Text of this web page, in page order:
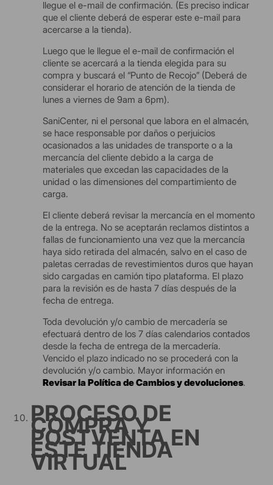
llegue el e-mail de confirmación. (Es preciso indicar
que el cliente deberá de esperar este e-mail para
acercarse a la tienda).
Luego que le llegue el e-mail de confirmación el
cliente se acercará a la tienda elegida para su
compra y buscará el “Punto de Recojo” (Deberá de
considerar el horario de atención de la tienda de
lunes a viernes de 9am a 6pm).
SaniCenter, ni el personal que labora en el almacén,
se hace responsable por daños o perjuicios
ocasionados a las unidades de transporte o a la
mercancía del cliente debido a la carga de
materiales que excedan las capacidades de la
unidad o las dimensiones del compartimiento de
carga.
El cliente deberá revisar la mercancía en el momento
de la entrega. No se aceptarán reclamos distintos a
fallas de funcionamiento una vez que la mercancía
haya sido retirada del almacén, salvo en el caso de
paletas cerradas de revestimientos duros que hayan
sido cargadas en camión tipo plataforma. El plazo
para la revisión es de hasta 7 días después de la
fecha de entrega.
Toda devolución y/o cambio de mercadería se
efectuará dentro de los 7 días calendarios contados
desde la fecha de entrega de la mercadería.
Vencido el plazo indicado no se procederá con la
devolución y/o cambio. Mayor información en
Revisar la Política de Cambios y devoluciones.
PROCESO DE
COMPRA Y
POSTVENTA EN
ESTE TIENDA
VIRTUAL